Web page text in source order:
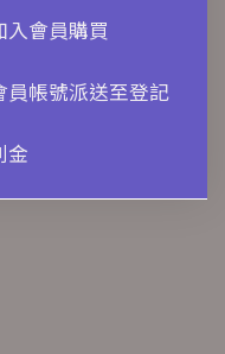
會員購買
帳號派送至登記
金